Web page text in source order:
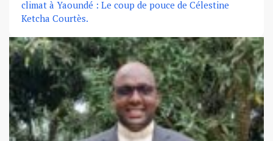
climat à Yaoundé : Le coup de pouce de Célestine
Ketcha Courtès.